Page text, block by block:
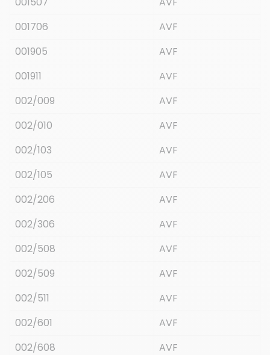
001706
AVF
001905
AVF
001911
AVF
002/009
AVF
002/010
AVF
002/103
AVF
002/105
AVF
002/206
AVF
002/306
AVF
002/508
AVF
002/509
AVF
002/511
AVF
002/601
AVF
002/608
AVF